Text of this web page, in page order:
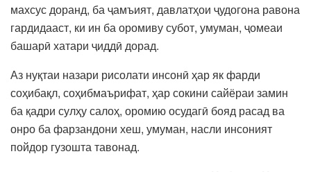
махсус доранд, ба ҷамъият, давлатҳои ҷудогона равона
гардидааст, ки ин ба оромиву субот, умуман, ҷомеаи
башарӣ хатари ҷиддӣ дорад.
Аз нуқтаи назари рисолати инсонӣ ҳар як фарди
соҳибақл, соҳибмаърифат, ҳар сокини сайёраи замин
ба қадри сулҳу салоҳ, оромию осудагӣ бояд расад ва
онро ба фарзандони хеш, умуман, насли инсоният
пойдор гузошта тавонад.